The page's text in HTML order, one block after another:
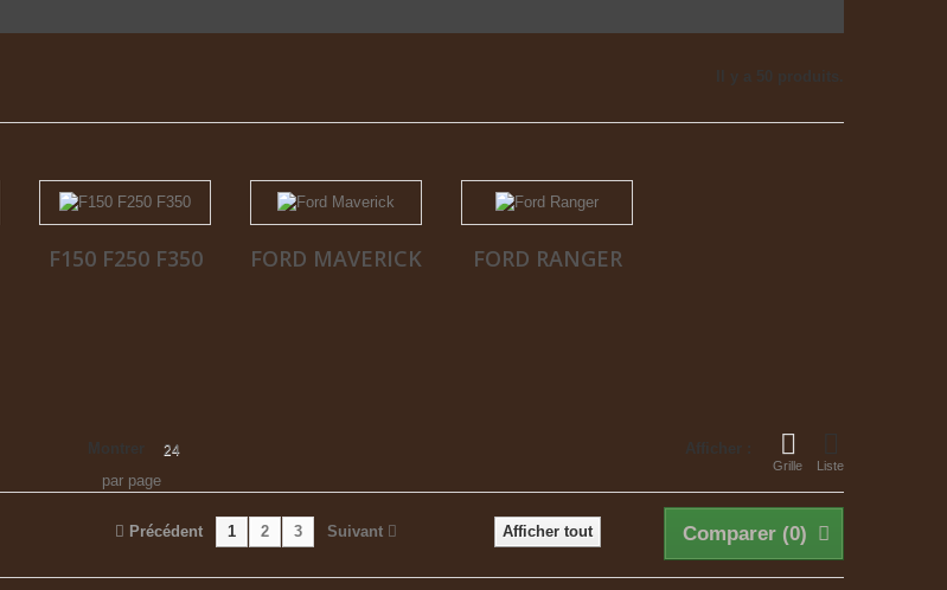
Il y a 50 produits.
F150 F250 F350 FORD MAVERICK FORD RANGER
Afficher :
Grille Liste
24
par page
Comparer (0)
Afficher tout
Précédent 1 2 3 Suivant